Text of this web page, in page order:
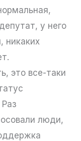
у него
никаких
это все-таки
люди,